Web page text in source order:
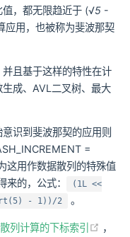
，都无限趋近于 (√5 -
用，也被称为斐波那契
且基于这样的特性在计
成、AVL二叉树、最大
识到斐波那契的应用则
=
这用作数据散列的特殊值
的，公式：
(1L <<
- 1))/2
。
列计算的下标索引
，